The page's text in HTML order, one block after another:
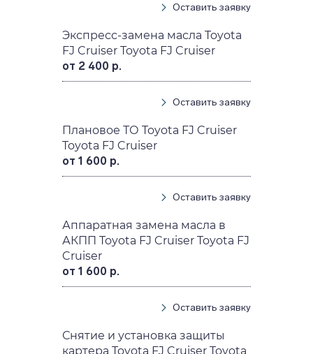
Оставить заявку
Экспресс-замена масла Toyota
FJ Cruiser Toyota FJ Cruiser
от 2 400 р.
Оставить заявку
Плановое ТО Toyota FJ Cruiser
Toyota FJ Cruiser
от 1 600 р.
Оставить заявку
Аппаратная замена масла в
АКПП Toyota FJ Cruiser Toyota FJ
Cruiser
от 1 600 р.
Оставить заявку
Снятие и установка защиты
картера Toyota FJ Cruiser Toyota